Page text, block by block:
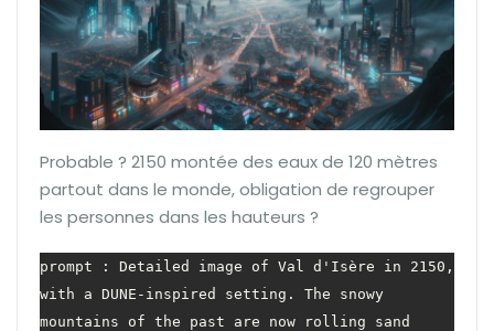
Probable ? 2150 montée des eaux de 120 mètres
partout dans le monde, obligation de regrouper
les personnes dans les hauteurs ?
prompt : Detailed image of Val d'Isère in 2150,
with a DUNE-inspired setting. The snowy
mountains of the past are now rolling sand